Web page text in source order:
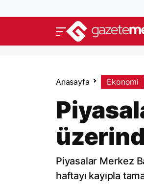
Anasayfa Ekonomi
Piyasalar Merkez
haftayı kayıpla